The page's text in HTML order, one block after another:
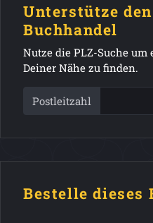
Unterstütze
Buchhandel
Nutze die PLZ-Suche
Deiner Nähe zu finden.
Postleitzahl
Bestelle dieses